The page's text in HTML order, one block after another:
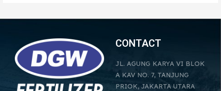
CONTACT
JL. AGUNG KARYA VI BLOK
A KAV NO. 7, TANJUNG
PRIOK, JAKARTA UTARA